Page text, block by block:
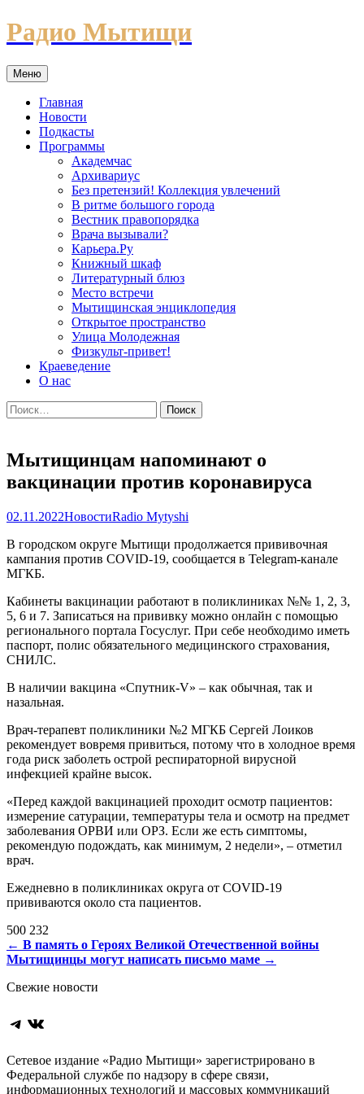
Перейти
к
Радио Мытищи
Меню
Главная
Новости
Подкасты
Программы
Академчас
Архивариус
Без претензий! Коллекция увлечений
В ритме большого города
Вестник правопорядка
Врача вызывали?
Карьера.Ру
Книжный шкаф
Литературный блюз
Место встречи
Мытищинская энциклопедия
Открытое пространство
Улица Молодежная
Физкульт-привет!
Краеведение
О нас
Найти:
Мытищинцам напоминают о
вакцинации против коронавируса
02.11.2022НовостиRadio Mytyshi
В городском округе Мытищи продолжается прививочная
кампания против COVID-19, сообщается в Telegram-канале
МГКБ.
Кабинеты вакцинации работают в поликлиниках №№ 1, 2, 3,
5, 6 и 7. Записаться на прививку можно онлайн с помощью
регионального портала Госуслуг. При себе необходимо иметь
паспорт, полис обязательного медицинского страхования,
СНИЛС.
В наличии вакцина «Спутник-V» – как обычная, так и
назальная.
Врач-терапевт поликлиники №2 МГКБ Сергей Лоиков
рекомендует вовремя привиться, потому что в холодное время
года риск заболеть острой респираторной вирусной
инфекцией крайне высок.
«Перед каждой вакцинацией проходит осмотр пациентов:
измерение сатурации, температуры тела и осмотр на предмет
заболевания ОРВИ или ОРЗ. Если же есть симптомы,
рекомендую подождать, как минимум, 2 недели», – отметил
врач.
Ежедневно в поликлиниках округа от COVID-19
прививаются около ста пациентов.
500 232
Навигация
по
записям
← В память о Героях Великой Отечественной войны
Мытищинцы могут написать письмо маме →
Свежие новости
Telegram
ВКонтакте
Сетевое издание «Радио Мытищи» зарегистрировано в
Федеральной службе по надзору в сфере связи,
информационных технологий и массовых коммуникаций